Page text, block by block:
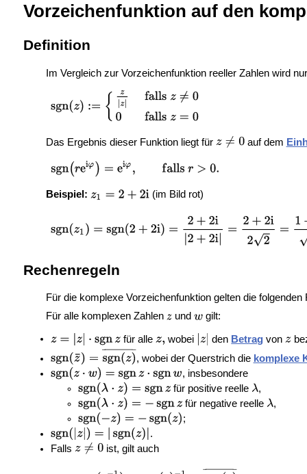
Vorzeichenfunktion auf den
Definition
Im Vergleich zur Vorzeichenfunktion reeller Zahlen wird
Das Ergebnis dieser Funktion liegt für auf dem
Beispiel: (im Bild rot)
Rechenregeln
Für die komplexe Vorzeichenfunktion gelten die folgenden
Für alle komplexen Zahlen
und gilt:
für alle wobei den Betrag von
, wobei der Querstrich die komplexe
, insbesondere
für positive reelle
,
für negative reelle
,
;
.
Falls
ist, gilt auch